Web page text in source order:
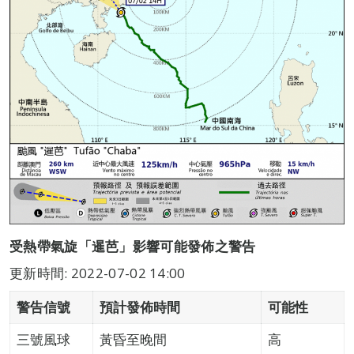
受熱帶氣旋「暹芭」影響可能發佈之警告
更新時間: 2022-07-02 14:00
警告信號
預計發佈時間
可能性
三號風球
黃昏至晚間
高